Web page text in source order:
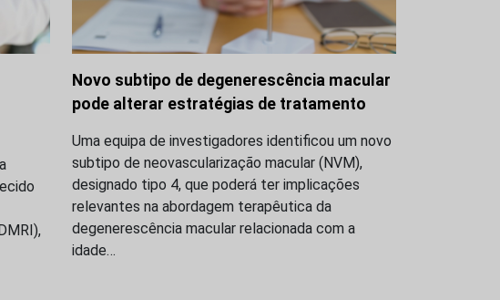
Novo subtipo de degenerescência macular
pode alterar estratégias de tratamento
Uma equipa de investigadores identificou um novo
subtipo de neovascularização macular (NVM),
designado tipo 4, que poderá ter implicações
relevantes na abordagem terapêutica da
degenerescência macular relacionada com a
idade…